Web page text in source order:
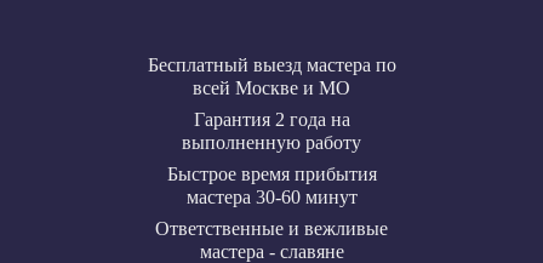
Бесплатный выезд мастера по
всей Москве и МО
Гарантия 2 года на
выполненную работу
Быстрое время прибытия
мастера 30-60 минут
Ответственные и вежливые
мастера - славяне